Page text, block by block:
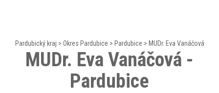
Pardubický kraj > Okres Pardubice > Pardubice > MUDr. Eva Vanáčová
MUDr. Eva Vanáčová -
Pardubice